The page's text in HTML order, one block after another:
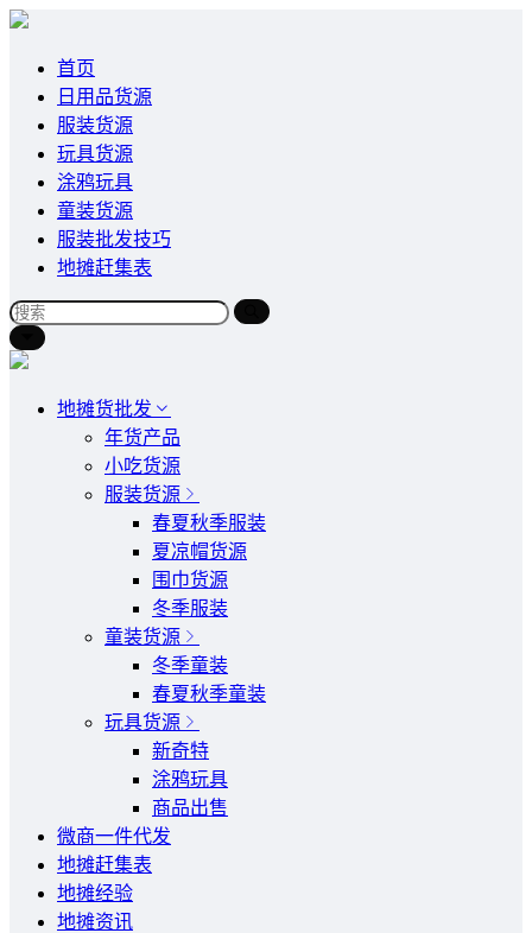
首页
日用品货源
服装货源
玩具货源
涂鸦玩具
童装货源
服装批发技巧
地摊赶集表
地摊货批发
年货产品
小吃货源
服装货源
春夏秋季服装
夏凉帽货源
围巾货源
冬季服装
童装货源
冬季童装
春夏秋季童装
玩具货源
新奇特
涂鸦玩具
商品出售
微商一件代发
地摊赶集表
地摊经验
地摊资讯